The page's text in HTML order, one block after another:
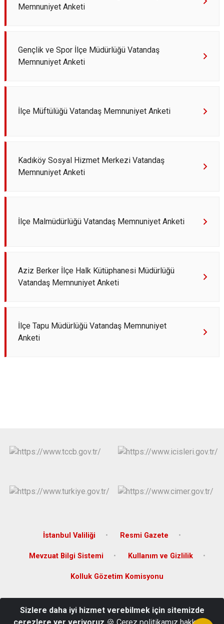
Memnuniyet Anketi
Gençlik ve Spor İlçe Müdürlüğü Vatandaş
Memnuniyet Anketi
İlçe Müftülüğü Vatandaş Memnuniyet Anketi
Kadıköy Sosyal Hizmet Merkezi Vatandaş
Memnuniyet Anketi
İlçe Malmüdürlüğü Vatandaş Memnuniyet Anketi
Aziz Berker İlçe Halk Kütüphanesi Müdürlüğü
Vatandaş Memnuniyet Anketi
İlçe Tapu Müdürlüğü Vatandaş Memnuniyet
Anketi
İstanbul Valiliği Resmi Gazete
Mevzuat Bilgi Sistemi Kullanım ve Gizlilik
Kolluk Gözetim Komisyonu
Kestane Sok. No:1 Kadıköy/İSTANBUL
Sizlere daha iyi hizmet verebilmek için sitemizde